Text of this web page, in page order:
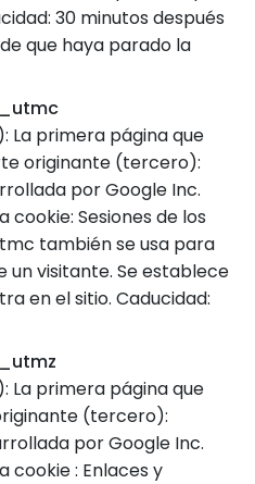
30 minutos después
que haya parado la
La primera página que
originante (tercero):
por Google Inc.
Sesiones de los
también se usa para
un visitante. Se establece
en el sitio. Caducidad:
La primera página que
(tercero):
por Google Inc.
cookie : Enlaces y